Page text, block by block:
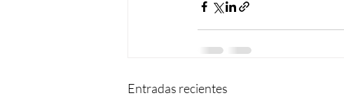
Entradas recientes